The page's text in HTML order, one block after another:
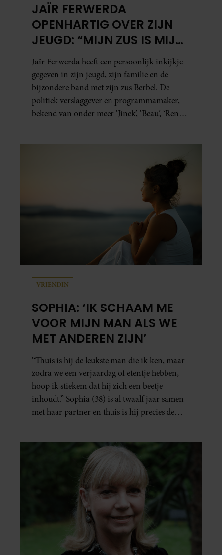
JAÏR FERWERDA
OPENHARTIG OVER ZIJN
JEUGD: “MIJN ZUS IS MIJN
MORELE KOMPAS”
Jaïr Ferwerda heeft een persoonlijk inkijkje
gegeven in zijn jeugd, zijn familie en de
bijzondere band met zijn zus Berbel. De
politiek verslaggever en programmamaker,
bekend van onder meer ‘Jinek’, ‘Beau’, ‘Renze’,
VRIENDIN
SOPHIA: ‘IK SCHAAM ME
VOOR MIJN MAN ALS WE
MET ANDEREN ZIJN’
“Thuis is hij de leukste man die ik ken, maar
zodra we een verjaardag of etentje hebben,
hoop ik stiekem dat hij zich een beetje
inhoudt.” Sophia (38) is al twaalf jaar samen
met haar partner en thuis is hij precies de
vaker schaamt zodra ze samen onder de